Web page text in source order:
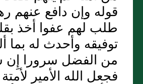
قوله وإن دافع عنهم
طلب لهم عفوا أخذ
توفيقه وأحدث له بما
من الفضل سرورا إِن
فجعل الله الأمير